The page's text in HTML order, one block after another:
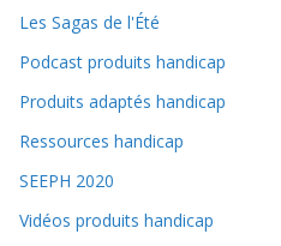
Les Sagas de l'Été
Podcast produits handicap
Produits adaptés handicap
Ressources handicap
SEEPH 2020
Vidéos produits handicap